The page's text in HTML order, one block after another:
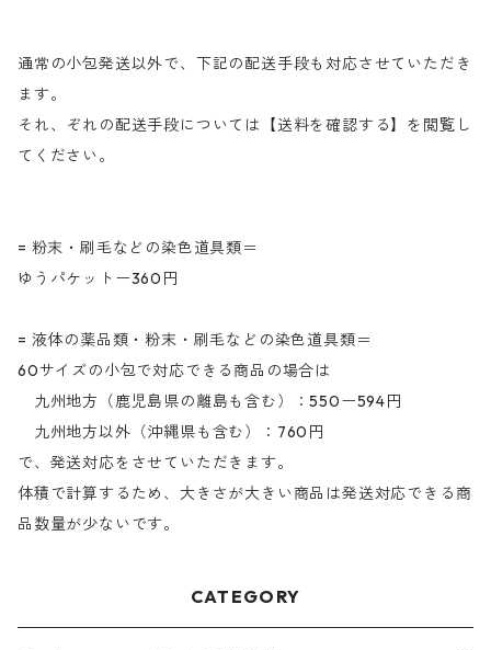
通常の小包発送以外で、下記の配送手段も対応させていただき
ます。
それ、ぞれの配送手段については【送料を確認する】を閲覧し
てください。
= 粉末・刷毛などの染色道具類＝
ゆうパケットー360円
= 液体の薬品類・粉末・刷毛などの染色道具類＝
60サイズの小包で対応できる商品の場合は
九州地方（鹿児島県の離島も含む）：550ー594円
九州地方以外（沖縄県も含む）：760円
で、発送対応をさせていただきます。
体積で計算するため、大きさが大きい商品は発送対応できる商
品数量が少ないです。
CATEGORY